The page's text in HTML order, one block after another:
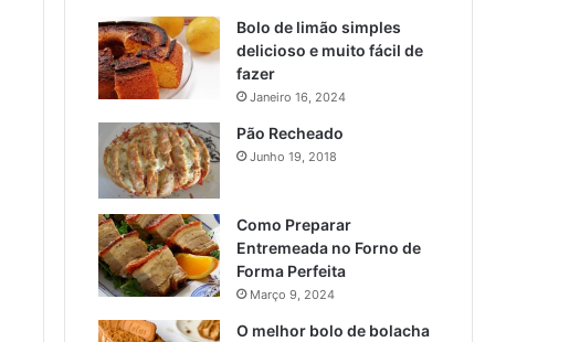
Bolo de limão simples
delicioso e muito fácil de
fazer
Janeiro 16, 2024
Pão Recheado
Junho 19, 2018
Como Preparar
Entremeada no Forno de
Forma Perfeita
Março 9, 2024
O melhor bolo de bolacha